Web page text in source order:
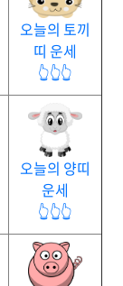
오늘의 토끼
띠 운세
👆👆👆
오늘의 양띠
운세
👆👆👆